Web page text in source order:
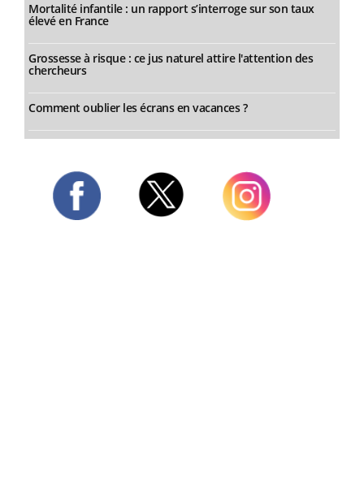
Mortalité infantile : un rapport s’interroge sur son taux
élevé en France
Grossesse à risque : ce jus naturel attire l'attention des
chercheurs
Comment oublier les écrans en vacances ?